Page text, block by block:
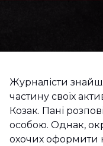
Журналісти
частину своїх
Козак. Пані
особою. Однак,
охочих оформити